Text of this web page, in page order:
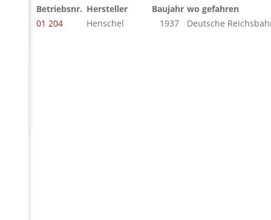
Betriebsnr. Hersteller Baujahr wo gefahren
01 204
Henschel 1937 Deutsche